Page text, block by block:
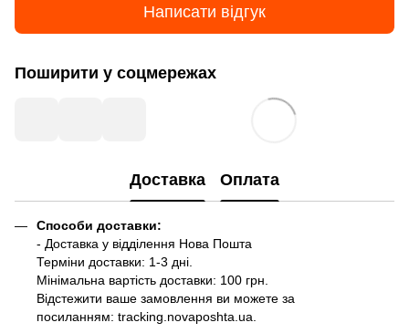
Написати відгук
Поширити у соцмережах
Доставка Оплата
Способи доставки:
- Доставка у відділення Нова Пошта
Терміни доставки: 1-3 дні.
Мінімальна вартість доставки: 100 грн.
Відстежити ваше замовлення ви можете за
посиланням: tracking.novaposhta.ua.